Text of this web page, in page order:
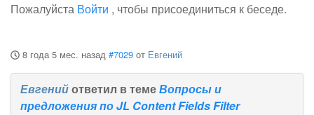
Пожалуйста Войти , чтобы присоединиться к беседе.
8 года 5 мес. назад #7029 от Евгений
Евгенийответил в темеВопросы и
предложения по JL Content Fields Filter